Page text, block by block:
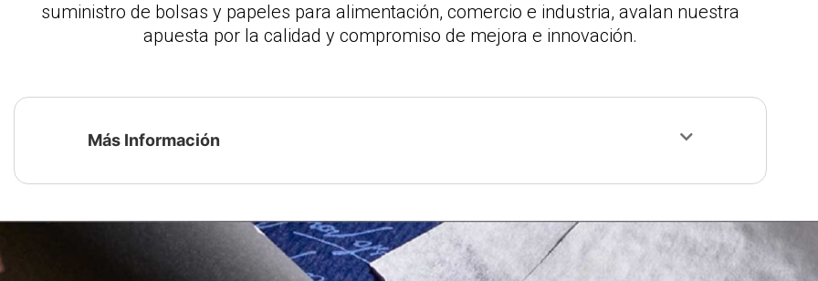
suministro de bolsas y papeles para alimentación, comercio e industria, avalan nuestra
apuesta por la calidad y compromiso de mejora e innovación.
Más Información